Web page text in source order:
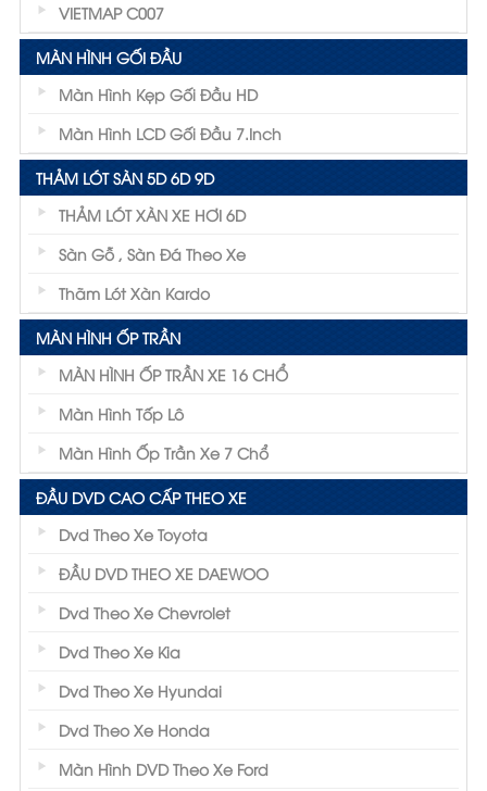
VIETMAP C007
MÀN HÌNH GỐI ĐẦU
Màn Hình Kẹp Gối Đầu HD
Màn Hình LCD Gối Đầu 7.inch
THẢM LÓT SÀN 5D 6D 9D
THẢM LÓT XÀN XE HƠI 6D
Sàn Gỗ , Sàn Đá Theo Xe
Thãm Lót Xàn Kardo
MÀN HÌNH ỐP TRẦN
MÀN HÌNH ỐP TRẦN XE 16 CHỔ
Màn Hình Tốp Lô
Màn Hình Ốp Trần Xe 7 Chổ
ĐẦU DVD CAO CẤP THEO XE
Dvd Theo Xe Toyota
ĐẦU DVD THEO XE DAEWOO
Dvd Theo Xe Chevrolet
Dvd Theo Xe Kia
Dvd Theo Xe Hyundai
Dvd Theo Xe Honda
Màn Hình DVD Theo Xe Ford